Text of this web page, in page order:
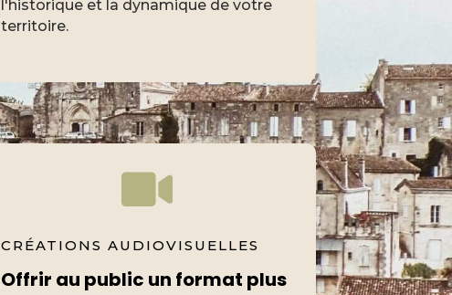
l'historique et la dynamique de votre
territoire.
CRÉATIONS AUDIOVISUELLES
Offrir au public un format plus